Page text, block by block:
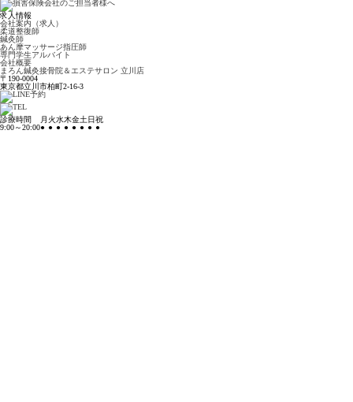
求人情報
会社案内（求人）
柔道整復師
鍼灸師
あん摩マッサージ指圧師
専門学生アルバイト
会社概要
まろん鍼灸接骨院＆エステサロン 立川店
〒190-0004
東京都立川市柏町2-16-3
診療時間 月 火水木金土日祝
9:00～20:00● ● ● ● ● ● ● ●